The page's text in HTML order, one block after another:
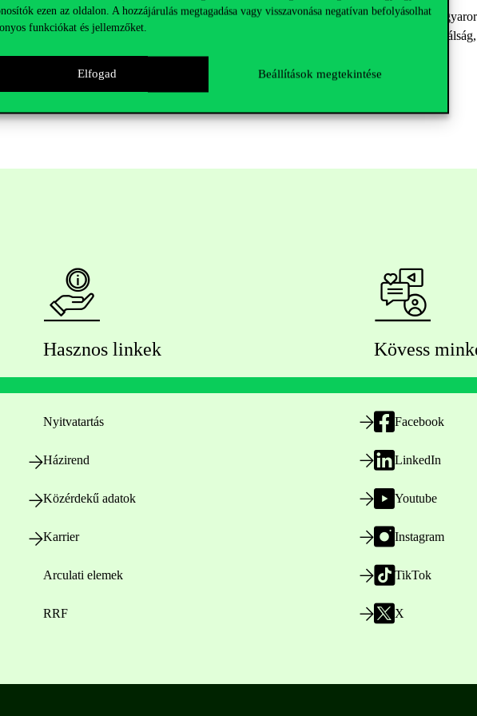
ezen az oldalon. A hozzájárulás megtagadása vagy visszavonása negatívan befolyásolhat
funkciókat és jellemzőket.
Elfogad Beállítások megtekintése
a diagnózis felállításával, mert mindenki számára egyértelmű volt a krízis, mellyel
viszont fontos látnunk, hogy nem minden európai országot érinti olyan mértékben a
ért bennünket a baj.
Hasznos linkek
Nyitvatartás
Házirend
Közérdekű adatok
Karrier
Arculati elemek
RRF
Kövess
Facebook
LinkedIn
Youtube
Instagram
TikTok
X